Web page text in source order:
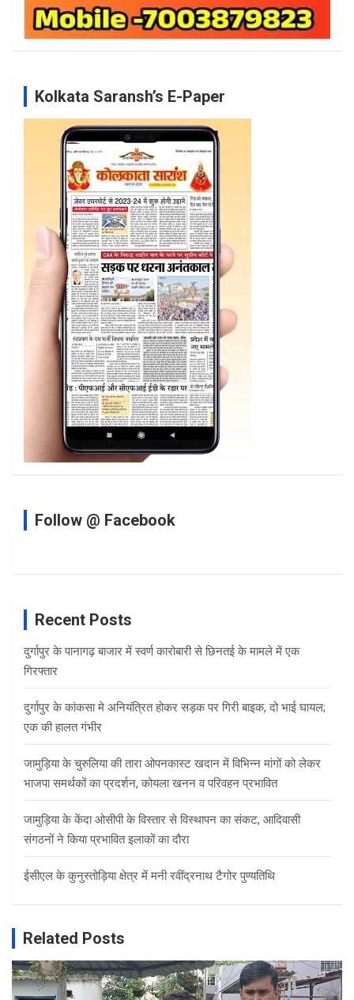
Kolkata Saransh’s E-Paper
Follow @ Facebook
Recent Posts
दुर्गापुर के पानागढ़ बाजार में स्वर्ण कारोबारी से छिनतई के मामले में एक
गिरफ्तार
दुर्गापुर के कांकसा मे अनियंत्रित होकर सड़क पर गिरी बाइक, दो भाई घायल;
एक की हालत गंभीर
जामुड़िया के चुरुलिया की तारा ओपनकास्ट खदान में विभिन्न मांगों को लेकर
भाजपा समर्थकों का प्रदर्शन, कोयला खनन व परिवहन प्रभावित
जामुड़िया के केंदा ओसीपी के विस्तार से विस्थापन का संकट, आदिवासी
संगठनों ने किया प्रभावित इलाकों का दौरा
ईसीएल के कुनुस्तोड़िया क्षेत्र में मनी रवींद्रनाथ टैगोर पुण्यतिथि
Related Posts